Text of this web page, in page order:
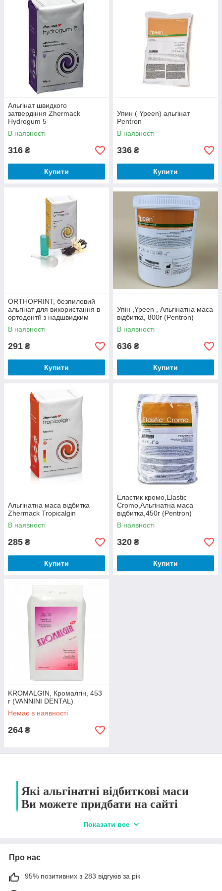
До каталогу! ➜
Альгінат швидкого
затвердіння Zhermack
Hydrogum 5
В наявності
316 ₴
Купити
Упин ( Ypeen) альгінат
Pentron
В наявності
336 ₴
Купити
ORTHOPRINT, безпиловий
альгінат для використання в
ортодонтії з надшвидким
схоплюванням, 500 г
В наявності
291 ₴
Купити
Упін ,Ypeen , Альгінатна маса
відбитка, 800г (Pentron)
В наявності
636 ₴
Купити
Альгінатна маса відбитка
Zhermack Tropicalgin
В наявності
285 ₴
Купити
Еластик кромо,Elastic
Cromo,Альгінатна маса
відбитка,450г (Pentron)
В наявності
320 ₴
Купити
KROMALGIN, Кромалгін, 453
г (VANNINI DENTAL)
Немає в наявності
264 ₴
Які альгінатні відбиткові маси
Ви можете придбати на сайті
інших тканин ротової
Показати все
Про нас
95% позитивних з 283 відгуків за рік